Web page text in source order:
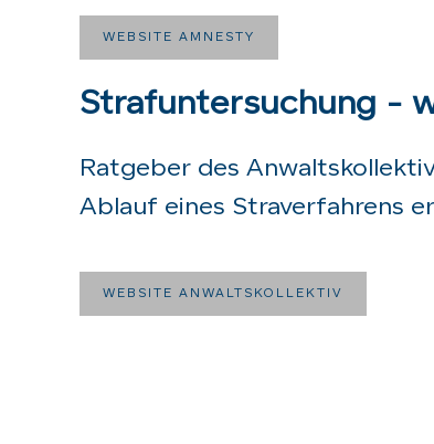
WEBSITE AMNESTY
Strafuntersuchung -
Ratgeber des
Ablauf eines Straverfahrens
WEBSITE ANWALTSKOLLEKTIV